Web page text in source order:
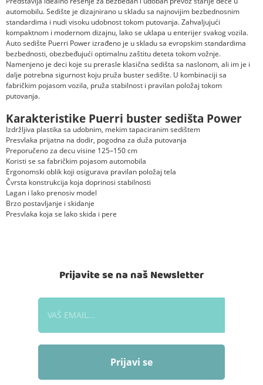
automobilu. Sedište je dizajnirano u skladu sa najnovijim bezbednosnim
standardima i nudi visoku udobnost tokom putovanja. Zahvaljujući
kompaktnom i modernom dizajnu, lako se uklapa u enterijer svakog vozila.
Auto sedište Puerri Power izrađeno je u skladu sa evropskim standardima
bezbednosti, obezbeđujući optimalnu zaštitu deteta tokom vožnje.
Namenjeno je deci koje su prerasle klasična sedišta sa naslonom, ali im je i
dalje potrebna sigurnost koju pruža buster sedište. U kombinaciji sa
fabričkim pojasom vozila, pruža stabilnost i pravilan položaj tokom
putovanja.
Karakteristike Puerri buster sedišta Power
Izdržljiva plastika sa udobnim, mekim tapaciranim sedištem
Presvlaka prijatna na dodir, pogodna za duža putovanja
Preporučeno za decu visine 125–150 cm
Koristi se sa fabričkim pojasom automobila
Ergonomski oblik koji osigurava pravilan položaj tela
Čvrsta konstrukcija koja doprinosi stabilnosti
Lagan i lako prenosiv model
Brzo postavljanje i skidanje
Presvlaka koja se lako skida i pere
Prijavite se na naš Newsletter
Prijavi se